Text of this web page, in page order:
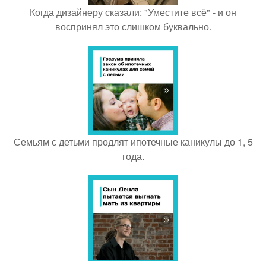
Когда дизайнеру сказали: "Уместите всё" - и он
воспринял это слишком буквально.
Семьям с детьми продлят ипотечные каникулы до 1, 5
года.